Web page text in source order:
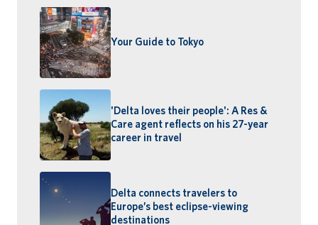
Your Guide to Tokyo
'Delta loves their people': A Res &
Care agent reflects on his 27-year
career in travel
Delta connects travelers to
Europe’s best eclipse-viewing
destinations